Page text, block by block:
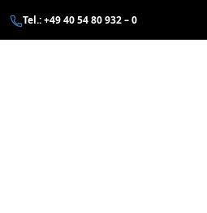
Tel.: +49 40 54 80 932 – 0
Inhalt